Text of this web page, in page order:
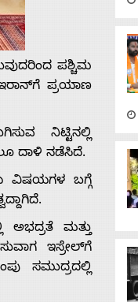
ಪಶ್ಚಿಮ
ಪ್ರಯಾಣ
ನಿಟ್ಟಿನಲ್ಲಿ
ದಾಳಿ ನಡೆಸಿದೆ.
ವಿಷಯಗಳ ಬಗ್ಗೆ
ಅಭದ್ರತೆ ಮತ್ತು
ಇಸ್ರೇಲ್‌ಗೆ
ಸಮುದ್ರದಲ್ಲಿ